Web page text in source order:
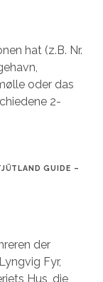
hat (z.B. Nr.
oder das
2-
GUIDE –
der
Fyr,
Hus, die